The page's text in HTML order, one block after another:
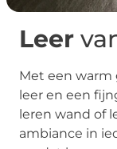
Leer
Met een warm
leer en een
leren wand of
ambiance in